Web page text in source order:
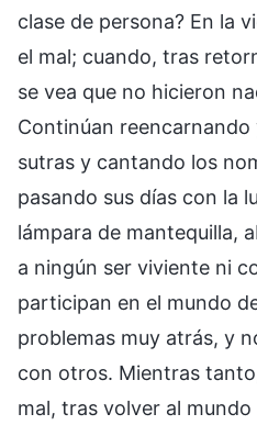
clase de persona? En la
el mal; cuando, tras
se vea que no hicieron
Continúan
sutras y cantando los
pasando sus días con la
lámpara de mantequilla,
a ningún ser viviente ni
participan en el mundo
problemas muy atrás, y
con otros. Mientras
mal, tras volver al